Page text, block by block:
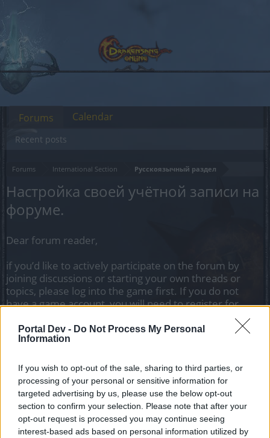
Portal Dev - Do Not Process My Personal
Information
If you wish to opt-out of the sale, sharing to third parties, or
processing of your personal or sensitive information for
targeted advertising by us, please use the below opt-out
section to confirm your selection. Please note that after your
opt-out request is processed you may continue seeing
interest-based ads based on personal information utilized by
Forums International Section Русскоязычный раздел
Настройка своей учётной записи на
форуме.
Dear forum reader,
if you’d like to actively participate on the forum by
joining discussions or starting your own threads or
topics, please log into the game first. If you do not
have a game account, you will need to register for
HERE
MENTOL
Living Forum Legend
Инструкция (Technical FAQ).
Forums
Recent posts
Calendar